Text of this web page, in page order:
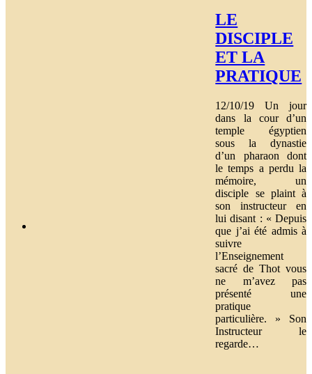
LE
DISCIPLE
ET LA
PRATIQUE
12/10/19 Un jour
dans la cour d’un
temple égyptien
sous la dynastie
d’un pharaon dont
le temps a perdu la
mémoire, un
disciple se plaint à
son instructeur en
lui disant : « Depuis
que j’ai été admis à
suivre
l’Enseignement
sacré de Thot vous
ne m’avez pas
présenté une
pratique
particulière. » Son
Instructeur le
regarde…